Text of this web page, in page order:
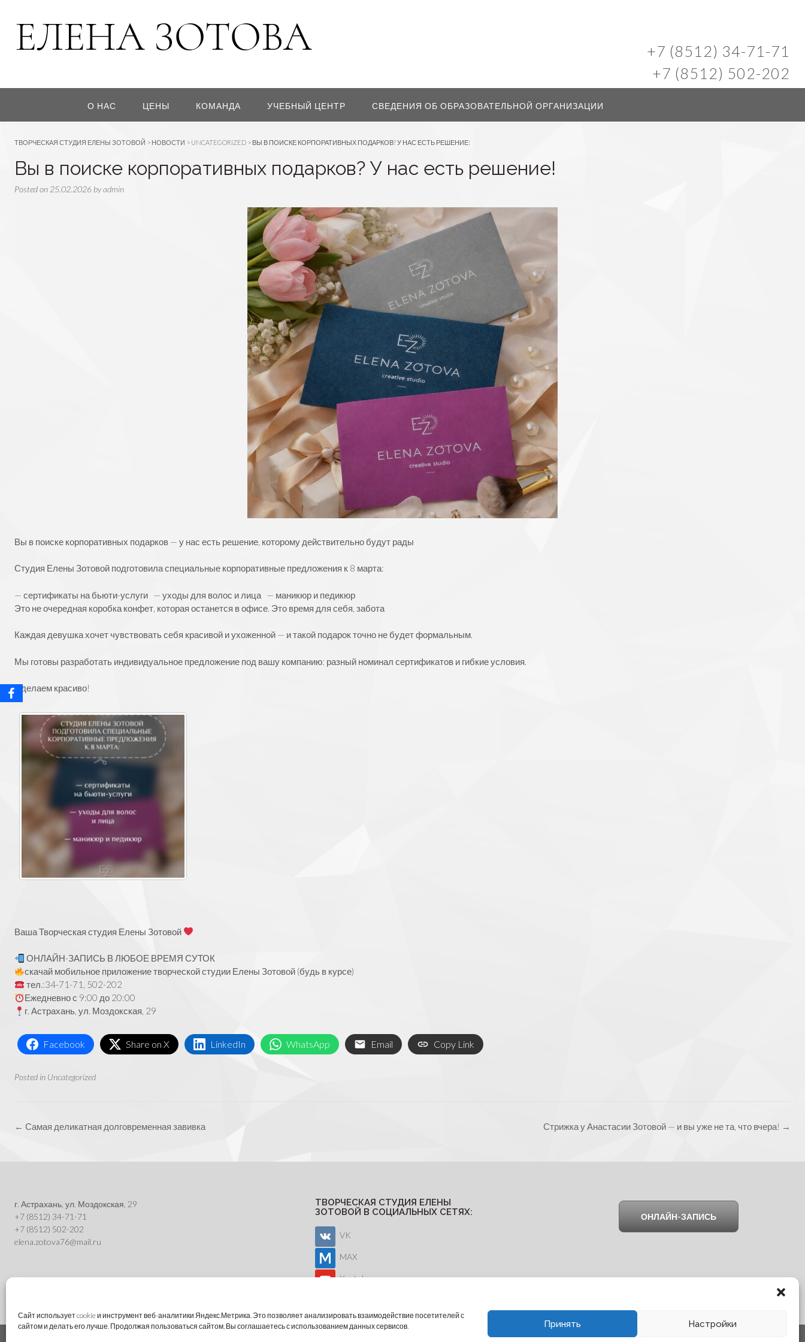
Сайт использует cookie и инструмент веб-аналитики Яндекс.Метрика. Это позволяет анализировать взаимодействие посетителей с
сайтом и делать его лучше. Продолжая пользоваться сайтом, Вы соглашаетесь с использованием данных сервисов.
Принять Настройки
+7 (8512) 34-71-71
+7 (8512) 502-202
О НАС ЦЕНЫ КОМАНДА УЧЕБНЫЙ ЦЕНТР СВЕДЕНИЯ ОБ ОБРАЗОВАТЕЛЬНОЙ ОРГАНИЗАЦИИ
ТВОРЧЕСКАЯ СТУДИЯ ЕЛЕНЫ ЗОТОВОЙ > НОВОСТИ > UNCATEGORIZED > ВЫ В ПОИСКЕ КОРПОРАТИВНЫХ ПОДАРКОВ? У НАС ЕСТЬ РЕШЕНИЕ!
Вы в поиске корпоративных подарков? У нас есть решение!
Posted on 25.02.2026 byadmin
Вы в поиске корпоративных подарков — у нас есть решение, которому действительно будут рады
Студия Елены Зотовой подготовила специальные корпоративные предложения к 8 марта:
— сертификаты на бьюти-услуги — уходы для волос и лица — маникюр и педикюр
Это не очередная коробка конфет, которая останется в офисе. Это время для себя, забота
Каждая девушка хочет чувствовать себя красивой и ухоженной — и такой подарок точно не будет формальным.
Мы готовы разработать индивидуальное предложение под вашу компанию: разный номинал сертификатов и гибкие условия.
Сделаем красиво!
Ваша Творческая студия Елены Зотовой
ОНЛАЙН-ЗАПИСЬ В ЛЮБОЕ ВРЕМЯ СУТОК
скачай мобильное приложение творческой студии Елены Зотовой (будь в курсе)
тел.:34-71-71, 502-202
Ежедневно с 9:00 до 20:00
г. Астрахань, ул. Моздокская, 29
Facebook Share on X LinkedIn WhatsApp Email Copy Link
Posted in Uncategorized
Post
Стрижка у Анастасии Зотовой — и вы уже не та, что вчера! →
← Самая деликатная долговременная завивка
г. Астрахань, ул. Моздокская, 29
+7 (8512) 34-71-71
+7 (8512) 502-202
elena.zotova76@mail.ru
ТВОРЧЕСКАЯ СТУДИЯ ЕЛЕНЫ
ЗОТОВОЙ В СОЦИАЛЬНЫХ СЕТЯХ:
VK
MAX
Youtube
ОНЛАЙН-ЗАПИСЬ